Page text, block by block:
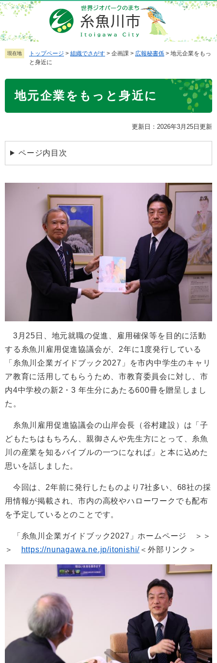
ペ
ー
ジ
の
先
メ
ニ
ュ
ー
を
本
現在地 トップページ > 組織でさがす > 企画課 > 広報秘書係 > 地元企業をもっ
と身近に
地元企業をもっと身近に
更新日：2026年3月25日更新
ページ内目次
3月25日、地元就職の促進、雇用確保等を目的に活動
する糸魚川雇用促進協議会が、2年に1度発行している
「糸魚川企業ガイドブック2027」を市内中学生のキャリ
ア教育に活用してもらうため、市教育委員会に対し、市
内4中学校の新2・3 年生分にあたる600冊を贈呈しまし
た。
糸魚川雇用促進協議会の山岸会長（谷村建設）は「子
どもたちはもちろん、親御さんや先生方にとって、糸魚
川の産業を知るバイブルの一つになれば」と本に込めた
思いを話しました。
今回は、2年前に発行したものより7社多い、68社の採
用情報が掲載され、市内の高校やハローワークでも配布
を予定しているとのことです。
「糸魚川企業ガイドブック2027」ホームページ ＞＞
＞
https://nunagawa.ne.jp/itonishi/ ＜外部リンク＞